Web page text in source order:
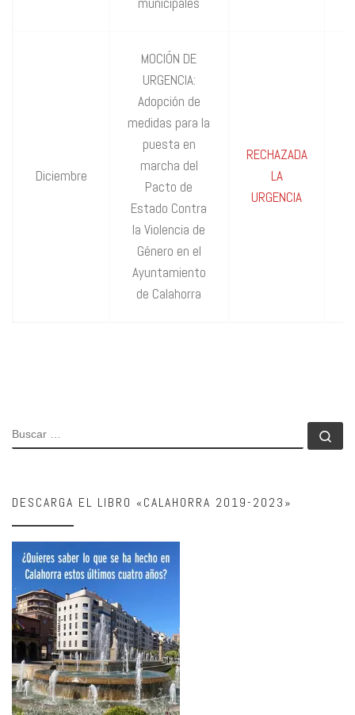
Diciembre
MOCIÓN DE
URGENCIA:
Adopción de
medidas para la
puesta en
marcha del
Pacto de
Estado Contra
la Violencia de
Género en el
Ayuntamiento
de Calahorra
RECHAZADA
LA
URGENCIA
BUSCAR
DESCARGA EL LIBRO «CALAHORRA 2019-2023»